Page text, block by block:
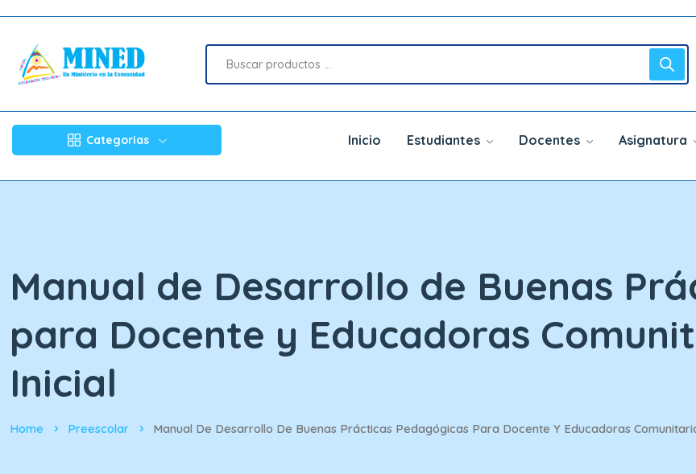
Categorias Inicio Estudiantes Docentes Asignatura
Manual de Desarrollo de Buenas
para Docente y Educadoras
Inicial
Home Preescolar Manual De Desarrollo De Buenas Prácticas Pedagógicas Para Docente Y Educadoras